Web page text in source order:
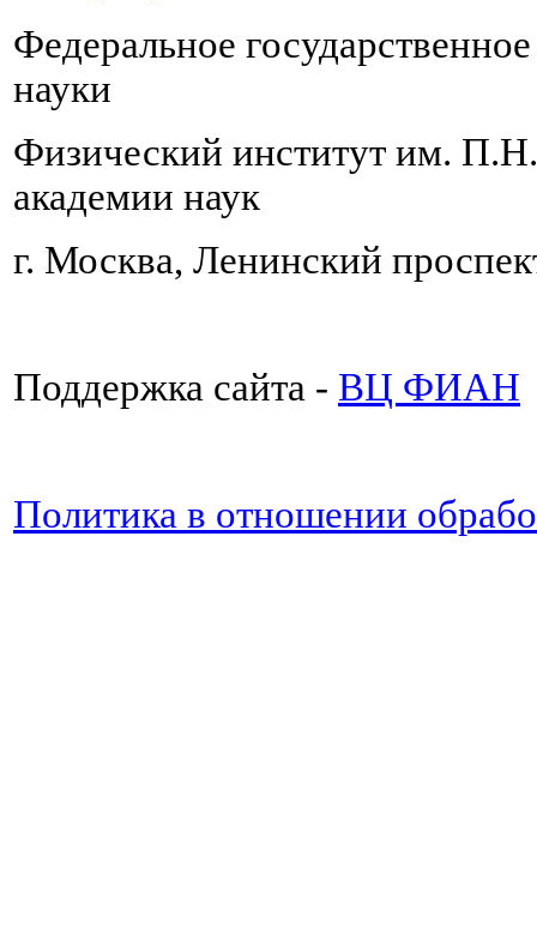
Федеральное
науки
Физический институт им.
академии наук
г. Москва, Ленинский
Поддержка сайта - ВЦ ФИАН
Политика в отношении